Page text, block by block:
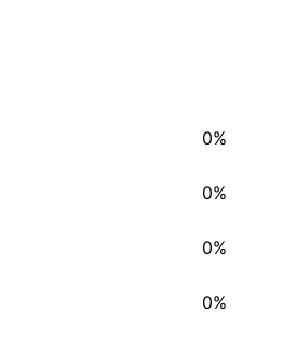
0%
0%
0%
0%